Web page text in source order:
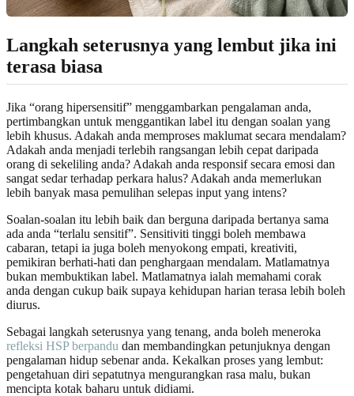
Langkah seterusnya yang lembut jika ini
terasa biasa
Jika “orang hipersensitif” menggambarkan pengalaman anda,
pertimbangkan untuk menggantikan label itu dengan soalan yang
lebih khusus. Adakah anda memproses maklumat secara mendalam?
Adakah anda menjadi terlebih rangsangan lebih cepat daripada
orang di sekeliling anda? Adakah anda responsif secara emosi dan
sangat sedar terhadap perkara halus? Adakah anda memerlukan
lebih banyak masa pemulihan selepas input yang intens?
Soalan-soalan itu lebih baik dan berguna daripada bertanya sama
ada anda “terlalu sensitif”. Sensitiviti tinggi boleh membawa
cabaran, tetapi ia juga boleh menyokong empati, kreativiti,
pemikiran berhati-hati dan penghargaan mendalam. Matlamatnya
bukan membuktikan label. Matlamatnya ialah memahami corak
anda dengan cukup baik supaya kehidupan harian terasa lebih boleh
diurus.
Sebagai langkah seterusnya yang tenang, anda boleh meneroka
refleksi HSP berpandu dan membandingkan petunjuknya dengan
pengalaman hidup sebenar anda. Kekalkan proses yang lembut:
pengetahuan diri sepatutnya mengurangkan rasa malu, bukan
mencipta kotak baharu untuk didiami.